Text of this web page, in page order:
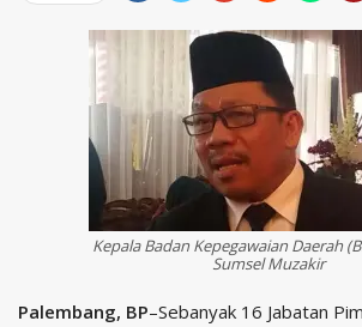
Kepala Badan Kepegawaian Daerah
Sumsel Muzakir
Palembang, BP–Sebanyak 16 Jabatan